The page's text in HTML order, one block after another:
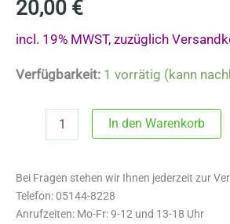
20,00 €
incl. 19% MWST, zuzüglich
Verfügbarkeit: 1 vorrätig (kann
Menge
In den Warenkorb
Bei Fragen stehen wir Ihnen jederzeit zur
Telefon: 05144-8228
Anrufzeiten: Mo-Fr: 9-12 und 13-18 Uhr